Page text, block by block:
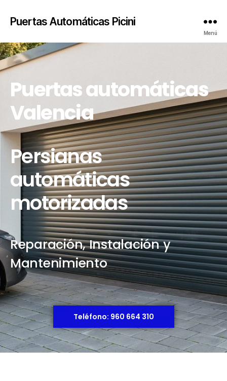
Puertas Automáticas Picini
Menú
Puertas automáticas
Valencia
Persianas
automáticas
motorizadas
Reparación, Instalación y
Mantenimiento
Teléfono: 960 664 310